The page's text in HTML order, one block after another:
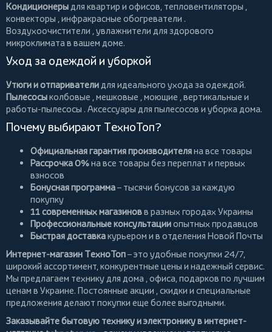
Кондиционерыдля квартир и офисов, тепловентиляторы ,
конвекторы ,инфракрасные обогреватели .
Воздухоочистители , увлажнители для здорового
микроклимата в вашем доме.
Уход за одеждой и уборкой
Утюги и отпаривателидля идеального ухода за одеждой.
Пылесосыколбовые ,мешковые ,моющие ,вертикальные и
работы-пылесосы . Аксессуары для пылесосов и уборка дома.
Почему выбирают ТехноТоп?
Официальная гарантия производителяна все товары
Рассрочка 0%на все товары без переплат и первых
взносов
Бонусная программа– тысячи бонусов за каждую
покупку
11 современных магазиновв разных городах Украины
Профессиональные консультацииопытных продавцов
Быстрая доставкакурьером и в отделения Новой Почты
Интернет-магазин ТехноТоп– это удобные покупки 24/7,
широкий ассортимент, конкурентные цены и надежный сервис.
Мы предлагаем технику для дома , офиса, подарков по лучшим
ценам в Украине. Постоянные акции , скидки и специальные
предложения делают покупки еще более выгодными.
Заказывайте бытовую технику и электронику в интернет-